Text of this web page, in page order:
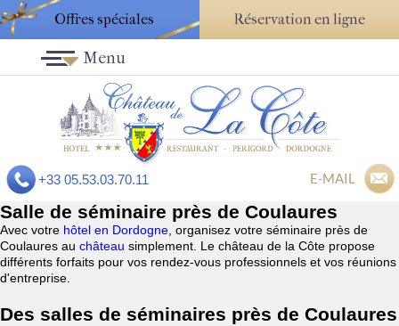
Offres spéciales Réservation en ligne
+33 05.53.03.70.11 E-MAIL
Menu
Salle de séminaire près de Coulaures
Avec votre hôtel en Dordogne , organisez votre séminaire près de
Coulaures au château simplement. Le château de la Côte propose
différents forfaits pour vos rendez-vous professionnels et vos réunions
d'entreprise.
Des salles de séminaires près de Coulaures